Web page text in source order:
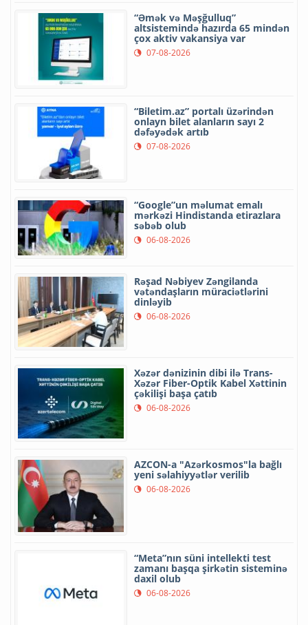
“Əmək və Məşğulluq”
altsistemində hazırda 65 mindən
çox aktiv vakansiya var
07-08-2026
“Biletim.az” portalı üzərindən
onlayn bilet alanların sayı 2
dəfəyədək artıb
07-08-2026
“Google”un məlumat emalı
mərkəzi Hindistanda etirazlara
səbəb olub
06-08-2026
Rəşad Nəbiyev Zəngilanda
vətəndaşların müraciətlərini
dinləyib
06-08-2026
Xəzər dənizinin dibi ilə Trans-
Xəzər Fiber-Optik Kabel Xəttinin
çəkilişi başa çatıb
06-08-2026
AZCON-a "Azərkosmos"la bağlı
yeni səlahiyyətlər verilib
06-08-2026
“Meta”nın süni intellekti test
zamanı başqa şirkətin sisteminə
daxil olub
06-08-2026